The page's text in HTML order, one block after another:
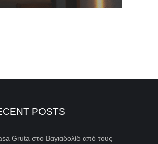
POSTS
Gruta στο Βαγιαδολίδ από τους